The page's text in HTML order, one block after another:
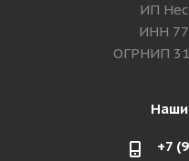
ИП
ИНН
ОГРНИП
+7